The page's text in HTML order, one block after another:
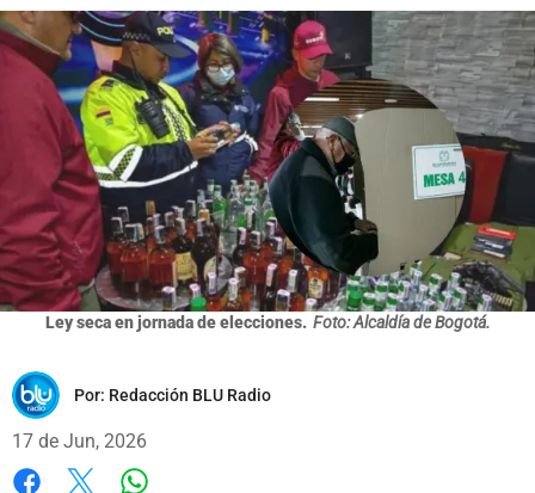
Ley seca en jornada de elecciones. Foto: Alcaldía de Bogotá.
Por: Redacción BLU Radio
17 de Jun, 2026